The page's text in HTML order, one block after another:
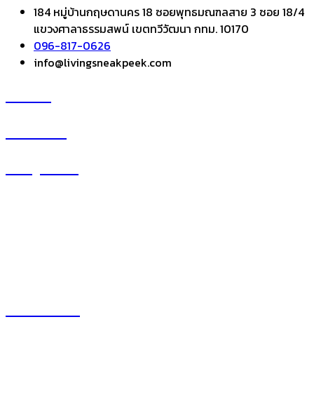
184 หมู่บ้านกฤษดานคร 18 ซอยพุทธมณฑลสาย 3 ซอย 18/4
แขวงศาลาธรรมสพน์ เขตทวีวัฒนา กทม. 10170
096-817-0626
info@livingsneakpeek.com
HOME
เปิดโชว์บ้าน